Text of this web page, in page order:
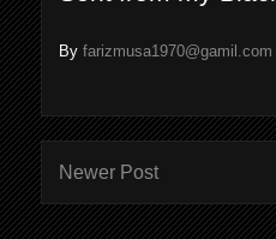
Byfarizmusa1970@gamil.com
Newer Post